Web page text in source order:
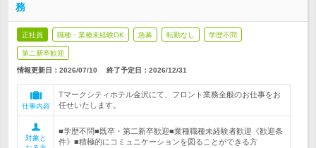
務
正社員 職種・業種未経験OK 急募 転勤なし 学歴不問
第二新卒歓迎
情報更新日：2026/07/10 終了予定日： 2026/12/31
仕事内容
Tマークシティホテル金沢にて、フロント業務全般のお仕事をお
任せいたします。
対象と
■学歴不問■既卒・第二新卒歓迎■業種職種未経験者歓迎《歓迎条
件》■積極的にコミュニケーションを図ることができる方